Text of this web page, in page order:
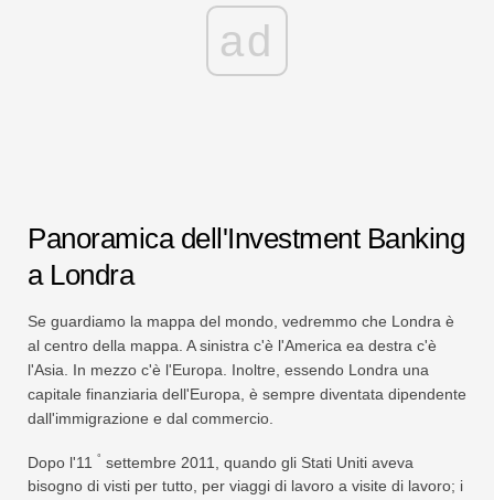
ad
Panoramica dell'Investment Banking
a Londra
Se guardiamo la mappa del mondo, vedremmo che Londra è
al centro della mappa. A sinistra c'è l'America ea destra c'è
l'Asia. In mezzo c'è l'Europa. Inoltre, essendo Londra una
capitale finanziaria dell'Europa, è sempre diventata dipendente
dall'immigrazione e dal commercio.
Dopo l'11 ° settembre 2011, quando gli Stati Uniti aveva
bisogno di visti per tutto, per viaggi di lavoro a visite di lavoro; i